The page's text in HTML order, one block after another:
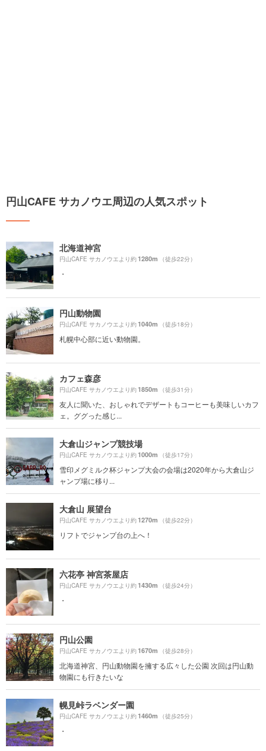
円山CAFE サカノウエ周辺の人気スポット
北海道神宮
円山CAFE サカノウエより約1280m （徒歩22分）
・
円山動物園
円山CAFE サカノウエより約1040m （徒歩18分）
札幌中心部に近い動物園。
カフェ森彦
円山CAFE サカノウエより約1850m （徒歩31分）
友人に聞いた、おしゃれでデザートもコーヒーも美味しいカフ
ェ。ググった感じ...
大倉山ジャンプ競技場
円山CAFE サカノウエより約1000m （徒歩17分）
雪印メグミルク杯ジャンプ大会の会場は2020年から大倉山ジ
ャンプ場に移り...
大倉山 展望台
円山CAFE サカノウエより約1270m （徒歩22分）
リフトでジャンプ台の上へ！
六花亭 神宮茶屋店
円山CAFE サカノウエより約1430m （徒歩24分）
・
円山公園
円山CAFE サカノウエより約1670m （徒歩28分）
北海道神宮、円山動物園を擁する広々した公園 次回は円山動
物園にも行きたいな
幌見峠ラベンダー園
円山CAFE サカノウエより約1460m （徒歩25分）
・